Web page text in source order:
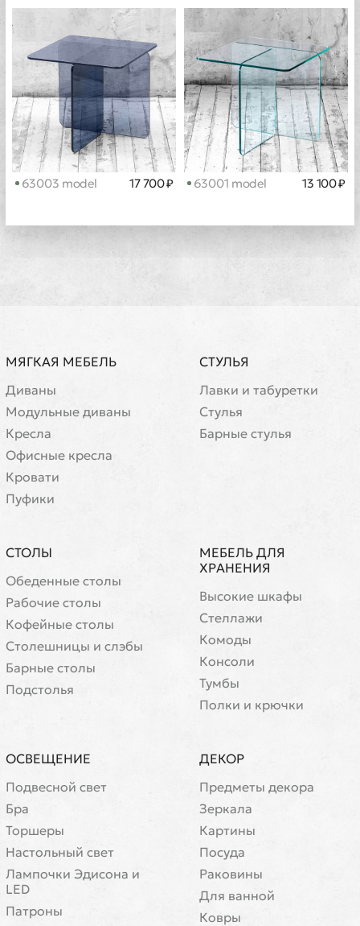
63003 model 17 700 ₽ 63001 model 13 100 ₽
МЯГКАЯ МЕБЕЛЬ
Диваны
Модульные диваны
Кресла
Офисные кресла
Кровати
Пуфики
СТУЛЬЯ
Лавки и табуретки
Стулья
Барные стулья
СТОЛЫ
Обеденные столы
Рабочие столы
Кофейные столы
Cтолешницы и слэбы
Барные столы
Подстолья
МЕБЕЛЬ ДЛЯ
ХРАНЕНИЯ
Высокие шкафы
Стеллажи
Комоды
Консоли
Тумбы
Полки и крючки
ОСВЕЩЕНИЕ
Подвесной свет
Бра
Торшеры
Настольный свет
Лампочки Эдисона и
LED
Патроны
ДЕКОР
Предметы декора
Зеркала
Картины
Посуда
Раковины
Для ванной
Ковры